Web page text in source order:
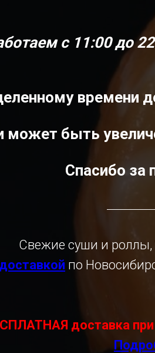
с 11:00 до
времени
быть
Спасибо за
Свежие суши и роллы,
доставкой по
доставка